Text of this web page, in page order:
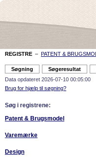
REGISTRE – PATENT &
Data opdateret 2026-07-10 00:05:00
Brug for hjælp til søgning?
Søg i registrene:
Patent & Brugsmodel
Varemærke
Design